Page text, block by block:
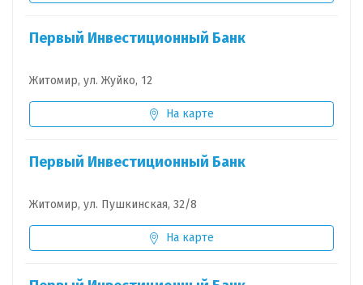
Первый Инвестиционный Банк
Житомир, ул. Жуйко, 12
На карте
Первый Инвестиционный Банк
Житомир, ул. Пушкинская, 32/8
На карте